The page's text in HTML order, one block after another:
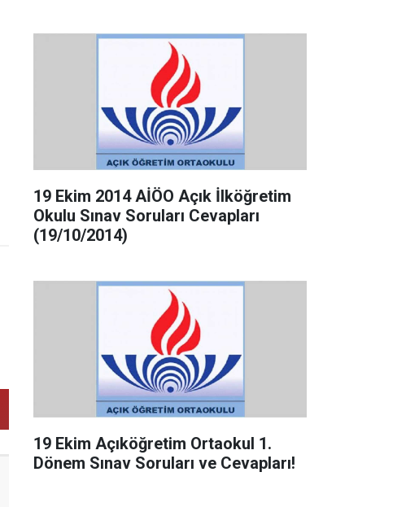
19 Ekim 2014 AİÖO Açık İlköğretim
Okulu Sınav Soruları Cevapları
(19/10/2014)
19 Ekim Açıköğretim Ortaokul 1.
Dönem Sınav Soruları ve Cevapları!